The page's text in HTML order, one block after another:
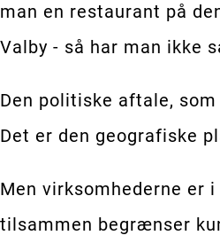
man en restaurant på
Valby - så har man ikke
Den politiske aftale,
Det er den geografiske
Men virksomhederne er
tilsammen begrænser